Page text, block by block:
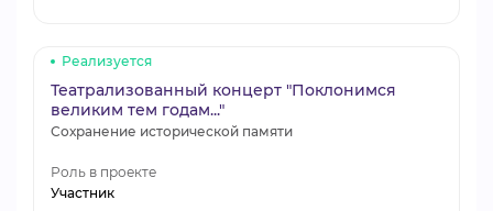
Реализуется
Театрализованный концерт "Поклонимся
великим тем годам..."
Сохранение исторической памяти
Роль в проекте
Участник